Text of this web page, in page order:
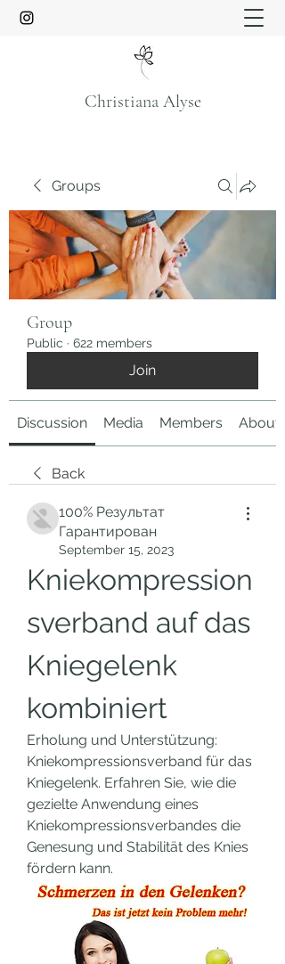
Christiana Alyse
Groups
Group
Public · 622 members
Join
Discussion Media Members About
Back
100% Результат
Гарантирован
September 15, 2023
Kniekompression
sverband auf das
Kniegelenk
kombiniert
Erholung und Unterstützung:
Kniekompressionsverband für das
Kniegelenk. Erfahren Sie, wie die
gezielte Anwendung eines
Kniekompressionsverbandes die
Genesung und Stabilität des Knies
fördern kann.